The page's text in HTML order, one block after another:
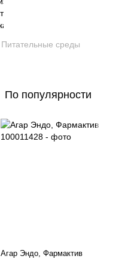
Питательные среды
По популярности
Агар Эндо, Фармактив